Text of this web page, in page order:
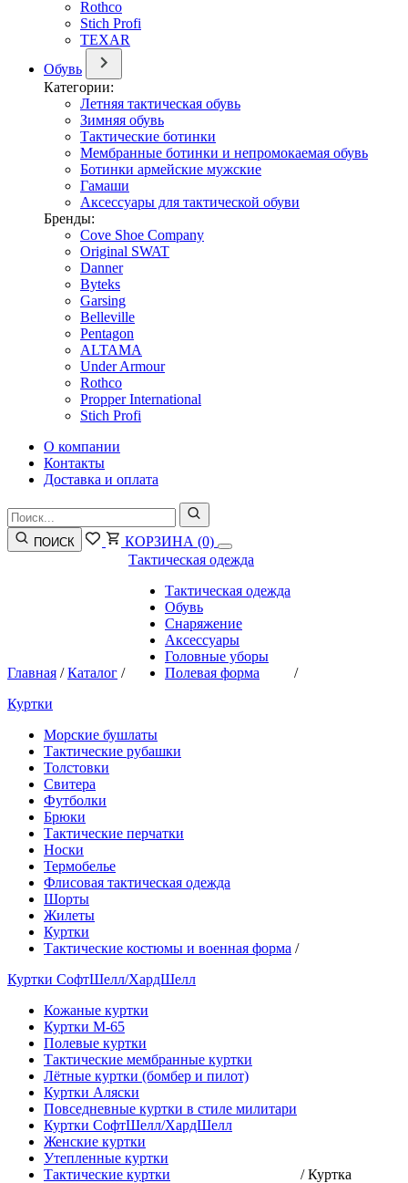
Rothco
Stich Profi
TEXAR
Обувь
Категории:
Летняя тактическая обувь
Зимняя обувь
Тактические ботинки
Мембранные ботинки и непромокаемая обувь
Ботинки армейские мужские
Гамаши
Аксессуары для тактической обуви
Бренды:
Cove Shoe Company
Original SWAT
Danner
Byteks
Garsing
Belleville
Pentagon
ALTAMA
Under Armour
Rothco
Propper International
Stich Profi
О компании
Контакты
Доставка и оплата
ПОИСК КОРЗИНА (0)
Главная /Каталог /
Тактическая одежда
Тактическая одежда
Обувь
Снаряжение
Аксессуары
Головные уборы
Полевая форма
/
Куртки
Морские бушлаты
Тактические рубашки
Толстовки
Свитера
Футболки
Брюки
Тактические перчатки
Носки
Термобелье
Флисовая тактическая одежда
Шорты
Жилеты
Куртки
Тактические костюмы и военная форма /
Куртки СофтШелл/ХардШелл
Кожаные куртки
Куртки М-65
Полевые куртки
Тактические мембранные куртки
Лётные куртки (бомбер и пилот)
Куртки Аляски
Повседневные куртки в стиле милитари
Куртки СофтШелл/ХардШелл
Женские куртки
Утепленные куртки
Тактические куртки
/Куртка